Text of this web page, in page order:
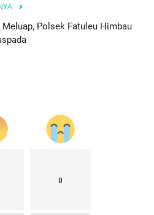
Polsek Fatuleu Himbau
0
Kupang Jun 20, 2023